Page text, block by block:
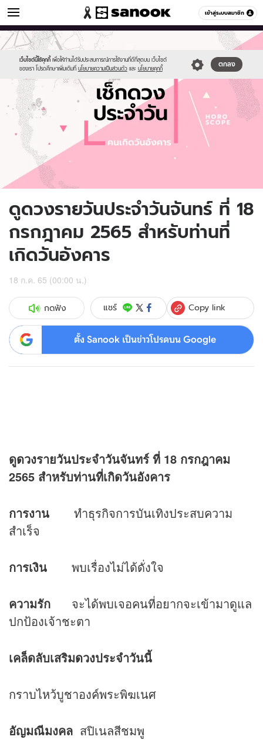
เข้าสู่ระบบสมาชิก
ดูดวง หมวดอื่นๆ
เว็บไซต์นี้ใช้คุกกี้ เพื่อให้ท่านได้รับประสบการณ์การใช้งานที่ดีที่สุดบน เว็บไซต์
ของเรา โปรดศึกษาเพิ่มเติมที่ นโยบายความเป็นส่วนตัว และ นโยบายคุกกี้
ตกลง
Sanook
//s.isanook.com/sr/0/images/logo-
new-
sanook.png
600
60
//s.isanook.com/ho/0/ud/fxd/day/daily-
horoscope-
tuesday.jpg
ดูดวงรายวันประจำวันจันทร์ ที่ 18
กรกฎาคม 2565 สำหรับท่านที่
เกิดวันอังคาร
18 ก.ค. 65 (00:00 น.)
กดฟัง แชร์ Copy link
ตั้ง Sanook เป็นข่าวโปรดบน Google
ดูดวงรายวันประจำวันจันทร์ ที่ 18 กรกฎาคม
2565 สำหรับท่านที่เกิดวันอังคาร
การงาน ทำธุรกิจการบันเทิงประสบความ
สำเร็จ
การเงิน พบเรื่องไม่ได้ดั่งใจ
ความรัก จะได้พบเจอคนที่อยากจะเข้ามาดูแล
ปกป้องเจ้าชะตา
เคล็ดลับเสริมดวงประจำวันนี้
กราบไหว้บูชาองค์พระพิฆเนศ
อัญมณีมงคล สปิเนลสีชมพู